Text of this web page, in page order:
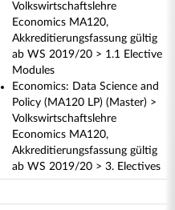
Volkswirtschaftslehre
Economics MA120,
Akkreditierungsfassung gültig
ab WS 2019/20 > 1.1 Elective
Modules
Economics: Data Science and
Policy (MA120 LP) (Master) >
Volkswirtschaftslehre
Economics MA120,
Akkreditierungsfassung gültig
ab WS 2019/20 > 3. Electives